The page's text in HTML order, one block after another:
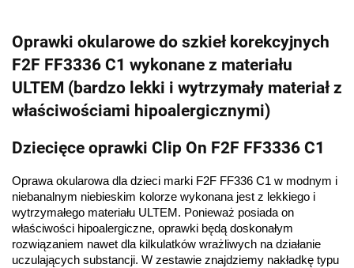
Oprawki okularowe do szkieł korekcyjnych
F2F FF3336 C1 wykonane z materiału
ULTEM (bardzo lekki i wytrzymały materiał z
właściwościami hipoalergicznymi)
Dziecięce oprawki Clip On F2F FF3336 C1
Oprawa okularowa dla dzieci marki F2F FF336 C1 w modnym i
niebanalnym niebieskim kolorze wykonana jest z lekkiego i
wytrzymałego materiału ULTEM. Ponieważ posiada on
właściwości hipoalergiczne, oprawki będą doskonałym
rozwiązaniem nawet dla kilkulatków wrażliwych na działanie
uczulających substancji. W zestawie znajdziemy nakładkę typu